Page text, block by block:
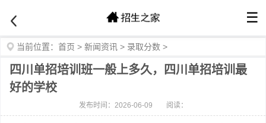
☰
当前位置： 首页 > 新闻资讯 > 录取分数 >
四川单招培训班一般上多久，四川单招培训最
好的学校
发布时间：2026-06-09 阅读：